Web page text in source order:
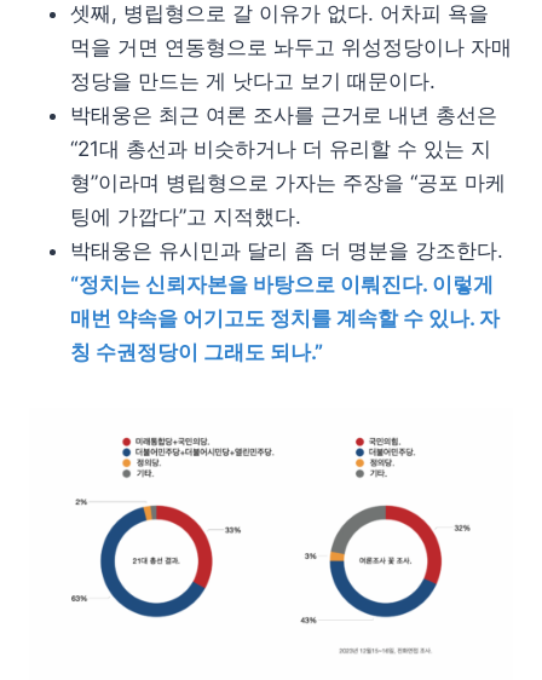
셋째, 병립형으로 갈 이유가 없다. 어차피 욕을
먹을 거면 연동형으로 놔두고 위성정당이나 자매
정당을 만드는 게 낫다고 보기 때문이다.
박태웅은 최근 여론 조사를 근거로 내년 총선은
“21대 총선과 비슷하거나 더 유리할 수 있는 지
형”이라며 병립형으로 가자는 주장을 “공포 마케
팅에 가깝다”고 지적했다.
박태웅은 유시민과 달리 좀 더 명분을 강조한다.
“정치는 신뢰자본을 바탕으로 이뤄진다. 이렇게
매번 약속을 어기고도 정치를 계속할 수 있나. 자
칭 수권정당이 그래도 되나.”